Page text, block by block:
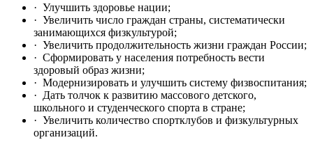
· Улучшить здоровье нации;
· Увеличить число граждан страны, систематически
занимающихся физкультурой;
· Увеличить продолжительность жизни граждан России;
· Сформировать у населения потребность вести
здоровый образ жизни;
· Модернизировать и улучшить систему физвоспитания;
· Дать толчок к развитию массового детского,
школьного и студенческого спорта в стране;
· Увеличить количество спортклубов и физкультурных
организаций.